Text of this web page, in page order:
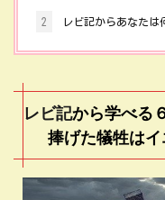
2 レビ記からあなたは
レビ記から学べる
捧げた犠牲は